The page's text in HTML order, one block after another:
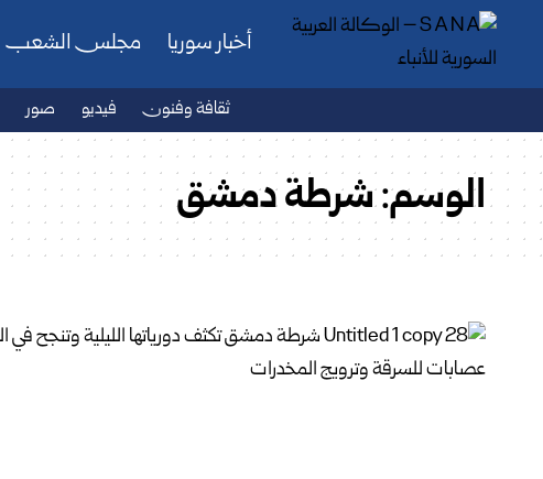
أخبار سوريا مجلس الشعب
ثقافة وفنون فيديو صور
الوسم:شرطة دمشق